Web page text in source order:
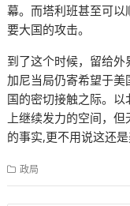
幕。而塔利班甚至可
要大国的攻击。
到了这个时候，留给
加尼当局仍寄希望于
国的密切接触之际。
上继续发力的空间，
的事实,更不用说这还是
政局